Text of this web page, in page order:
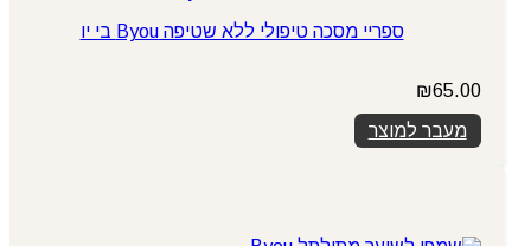
ספריי מסכה טיפולי ללא שטיפה Byou בי יו
₪65.00
מעבר למוצר